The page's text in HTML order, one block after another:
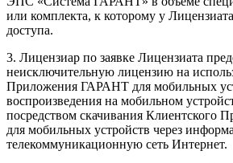
или комплекта, к которому у
доступа.
3. Лицензиар по заявке Лицензиата
неисключительную лицензию на
Приложения ГАРАНТ для мобильных
воспроизведения на мобильном
посредством скачивания
для мобильных устройств через
телекоммуникационную сеть Интернет.